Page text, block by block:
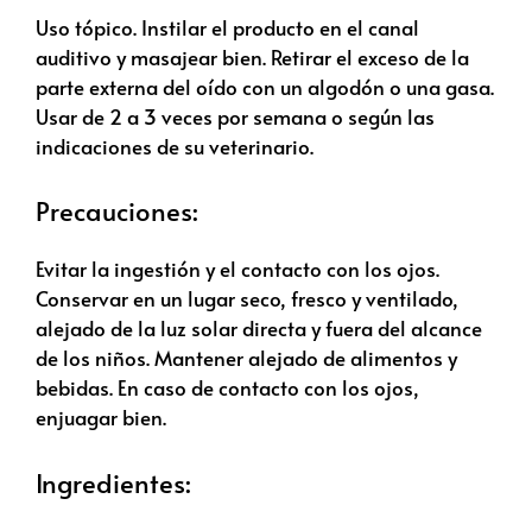
Uso tópico. Instilar el producto en el canal
auditivo y masajear bien. Retirar el exceso de la
parte externa del oído con un algodón o una gasa.
Usar de 2 a 3 veces por semana o según las
indicaciones de su veterinario.
Precauciones:
Evitar la ingestión y el contacto con los ojos.
Conservar en un lugar seco, fresco y ventilado,
alejado de la luz solar directa y fuera del alcance
de los niños. Mantener alejado de alimentos y
bebidas. En caso de contacto con los ojos,
enjuagar bien.
Ingredientes: